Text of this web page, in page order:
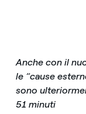
Anche con il
le “cause
sono
51 minuti